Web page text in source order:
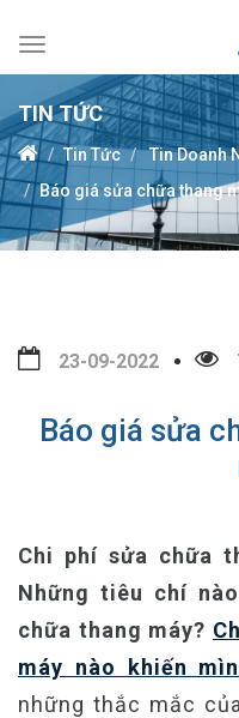
Toggle
navigation
TIN TỨC
Tin Tức
Tin Doanh
Báo giá sửa chữa thang
23-09-2022
Báo giá sửa
Chi phí sửa chữa
Những tiêu chí
chữa thang máy?
máy nào khiến
những thắc mắc